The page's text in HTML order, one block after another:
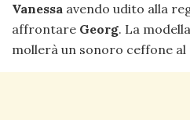
Vanessa avendo udito alla
affrontare Georg. La
mollerà un sonoro ceffone al